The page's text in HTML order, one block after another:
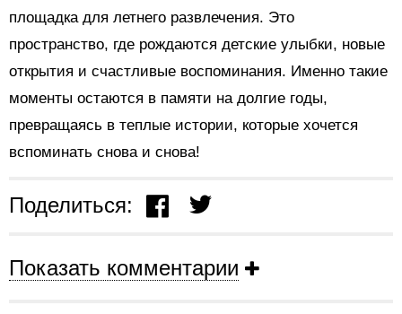
площадка для летнего развлечения. Это
пространство, где рождаются детские улыбки, новые
открытия и счастливые воспоминания. Именно такие
моменты остаются в памяти на долгие годы,
превращаясь в теплые истории, которые хочется
вспоминать снова и снова!
Поделиться:
Показать комментарии